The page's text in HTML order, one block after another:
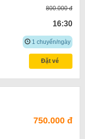
800.000 đ
16:30
1 chuyến/ngày
Đặt vé
750.000 đ